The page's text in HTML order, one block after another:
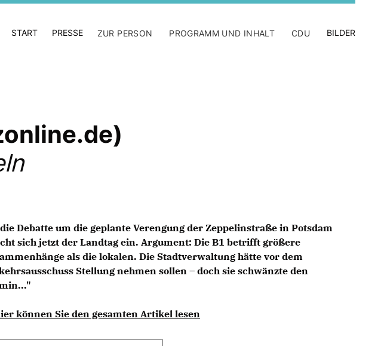
START PRESSE ZUR PERSON PROGRAMM UND INHALT CDU BILDER
Debatte um die geplante Verengung der Zeppelinstraße in Potsdam
sich jetzt der Landtag ein. Argument: Die B1 betrifft größere
als die lokalen. Die Stadtverwaltung hätte vor dem
Stellung nehmen sollen – doch sie schwänzte den
können Sie den gesamten Artikel lesen